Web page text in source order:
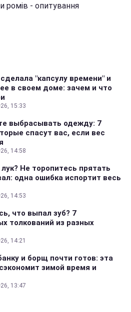
ромів - опитування
"капсулу времени" и
в своем доме: зачем и что
15:33
выбрасывать одежду: 7
спасут вас, если вес
14:58
Не торопитесь прятать
одна ошибка испортит весь
14:53
что выпал зуб? 7
толкований из разных
14:21
и борщ почти готов: эта
зимой время и
13:47